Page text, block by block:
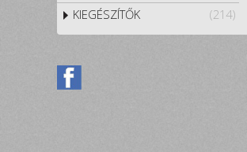
(214)
KIEGÉSZÍTŐK